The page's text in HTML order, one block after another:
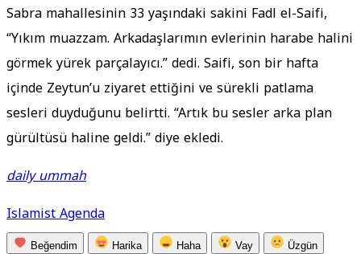
Sabra mahallesinin 33 yaşındaki sakini Fadl el-Saifi,
“Yıkım muazzam. Arkadaşlarımın evlerinin harabe halini
görmek yürek parçalayıcı.” dedi. Saifi, son bir hafta
içinde Zeytun’u ziyaret ettiğini ve sürekli patlama
sesleri duyduğunu belirtti. “Artık bu sesler arka plan
gürültüsü haline geldi.” diye ekledi.
daily ummah
Islamist Agenda
Beğendim Harika Haha Vay Üzgün